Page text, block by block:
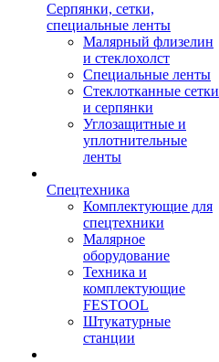
Серпянки, сетки,
специальные ленты
Малярный флизелин
и стеклохолст
Специальные ленты
Стеклотканные сетки
и серпянки
Углозащитные и
уплотнительные
ленты
Спецтехника
Комплектующие для
спецтехники
Малярное
оборудование
Техника и
комплектующие
FESTOOL
Штукатурные
станции